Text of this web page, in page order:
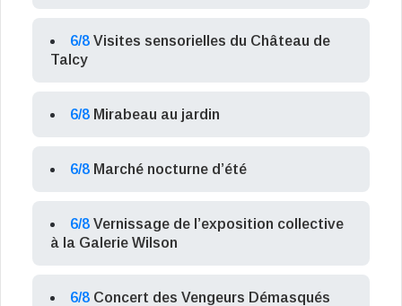
6/8 Visites sensorielles du Château de
Talcy
6/8 Mirabeau au jardin
6/8 Marché nocturne d’été
6/8 Vernissage de l’exposition collective
à la Galerie Wilson
6/8 Concert des Vengeurs Démasqués